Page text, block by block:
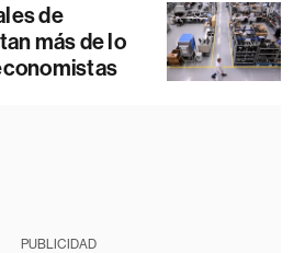
de
más de lo
PUBLICIDAD